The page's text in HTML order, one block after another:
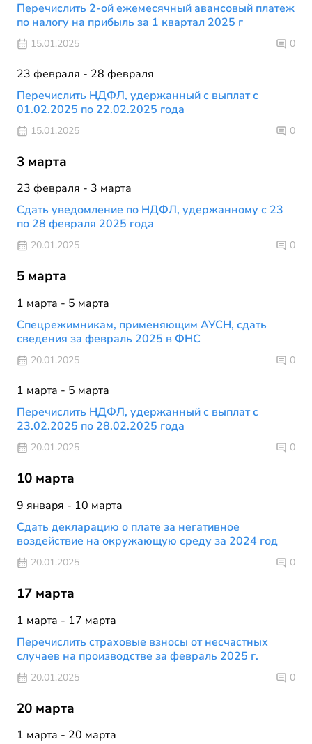
Перечислить 2-ой ежемесячный авансовый платеж
по налогу на прибыль за 1 квартал 2025 г
15.01.2025 0
23 февраля - 28 февраля
Перечислить НДФЛ, удержанный с выплат с
01.02.2025 по 22.02.2025 года
15.01.2025 0
3 марта
23 февраля - 3 марта
Сдать уведомление по НДФЛ, удержанному с 23
по 28 февраля 2025 года
20.01.2025 0
5 марта
1 марта - 5 марта
Спецрежимникам, применяющим АУСН, сдать
сведения за февраль 2025 в ФНС
20.01.2025 0
1 марта - 5 марта
Перечислить НДФЛ, удержанный с выплат с
23.02.2025 по 28.02.2025 года
20.01.2025 0
10 марта
9 января - 10 марта
Сдать декларацию о плате за негативное
воздействие на окружающую среду за 2024 год
20.01.2025 0
17 марта
1 марта - 17 марта
Перечислить страховые взносы от несчастных
случаев на производстве за февраль 2025 г.
20.01.2025 0
20 марта
1 марта - 20 марта